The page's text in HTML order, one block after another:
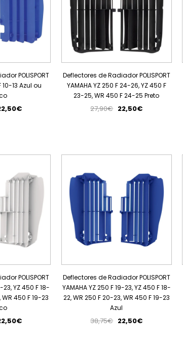
POLISPORT
10-13 Azul ou
Deflectores de Radiador POLISPORT
YAMAHA YZ 250 F 24-26, YZ 450 F
23-25, WR 450 F 24-25 Preto
27,90€ 22,50€
POLISPORT
23, YZ 450 F 18-
450 F 19-23
Deflectores de Radiador POLISPORT
YAMAHA YZ 250 F 19-23, YZ 450 F 18-
22, WR 250 F 20-23, WR 450 F 19-23
Azul
38,75€ 22,50€